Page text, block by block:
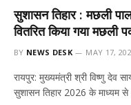
सुशासन तिहार : मछली
वितरित किया गया
BY NEWS DESK MAY 17,
रायपुर: मुख्यमंत्री श्री विष्णु देव
सुशासन तिहार 2026 के माध्यम